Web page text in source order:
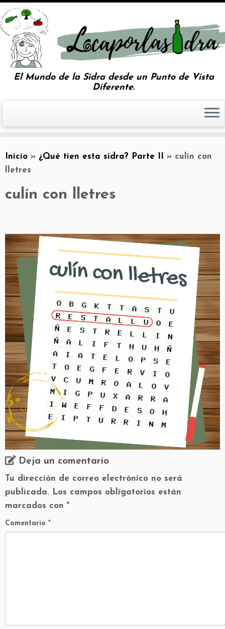
El Mundo de la Sidra desde un Punto de Vista
Diferente.
Inicio » ¿Qué tien esta sidra? Parte II » culín con
lletres
culín con lletres
Deja un comentario
Tu dirección de correo electrónico no será
publicada. Los campos obligatorios están
marcados con *
Comentario *